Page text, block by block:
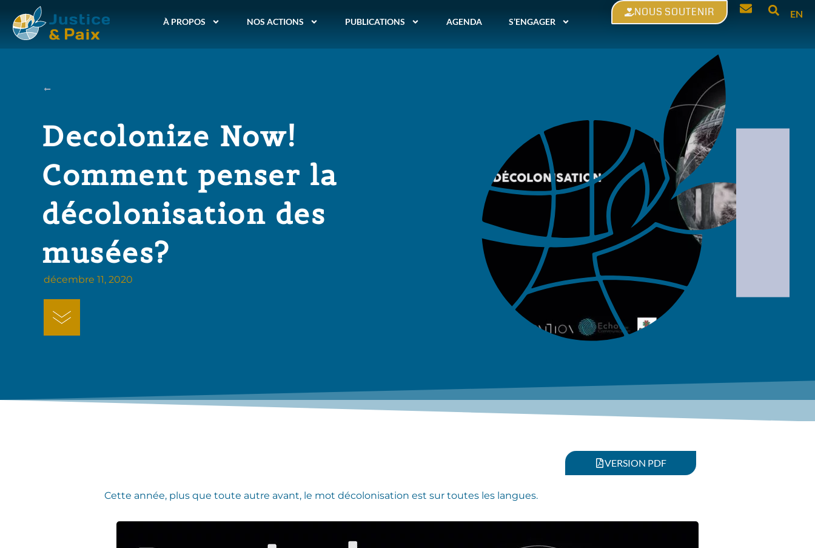
À PROPOS NOS ACTIONS PUBLICATIONS AGENDA S’ENGAGER
NOUS SOUTENIR EN
Decolonize Now!
Comment penser la
décolonisation des
musées?
décembre 11, 2020
VERSION PDF
Cette année, plus que toute autre avant, le mot décolonisation est sur toutes les langues.